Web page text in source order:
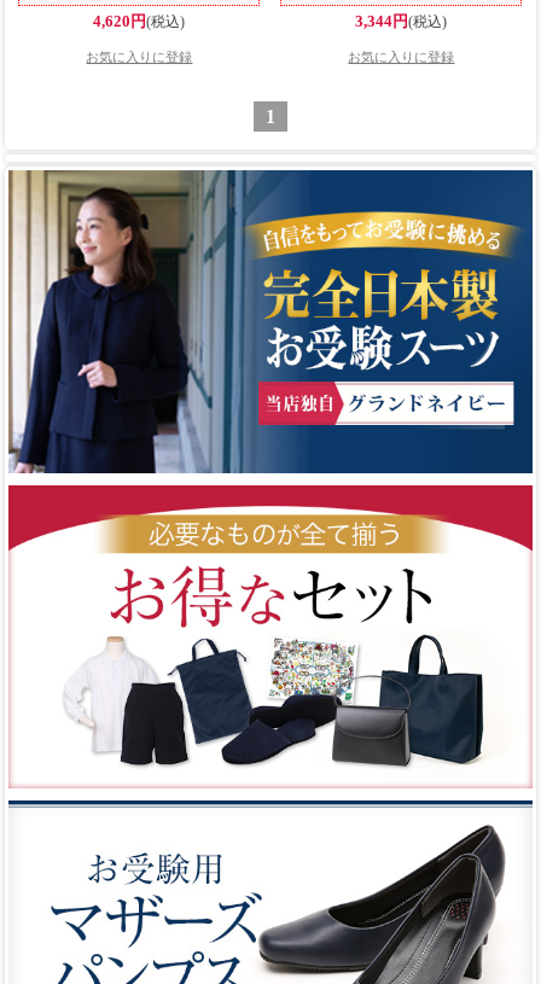
4,620円(税込)
3,344円(税込)
1